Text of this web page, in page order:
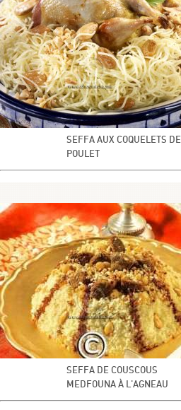
SEFFA AUX COQUELETS DE
POULET
SEFFA DE COUSCOUS
MEDFOUNA À L'AGNEAU